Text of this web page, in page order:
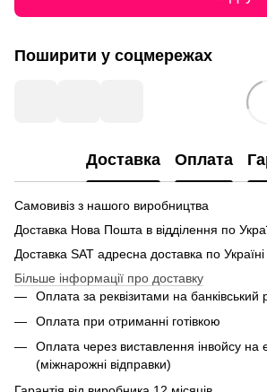
Поширити у соцмережах
Доставка Оплата
Самовивіз з нашого виробництва
Доставка Нова Пошта в відділення по
Доставка SАТ адресна доставка по Україні
Більше інформації про доставку
Оплата за реквізитами на банківський
Оплата при отриманні готівкою
Оплата через виставлення інвойсу на
(міжнарожні відправки)